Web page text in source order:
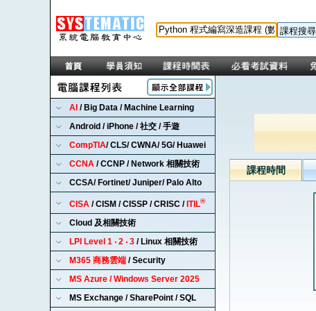
AI / Big Data / Machine Learning
Android / iPhone / 社交 / 手遊
CompTIA/ CLS/ CWNA/ 5G/ Huawei
CCNA / CCNP / Network 相關技術
CCSA/ Fortinet/ Juniper/ Palo Alto
CISA / CISM / CISSP / CRISC / ITIL®
Cloud 及相關技術
LPI Level 1 ‧ 2 ‧ 3 / Linux 相關技術
M365 商務雲端 / Security
MS Azure / Windows Server 2025
MS Exchange / SharePoint / SQL
課程時間